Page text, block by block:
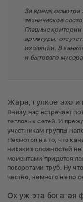
За время осмотра
техническое
Главные критерии
арматуры,
изоляции. В
и бытового мусора.
Жара, гулкое эхо
Внизу нас встречает
тепловых сетей. И
участникам группы
Несмотря на то, что
никаких сложностей
моментами придется
поворотами труб. Ну
честно, немного не по
Ох уж эта богатая